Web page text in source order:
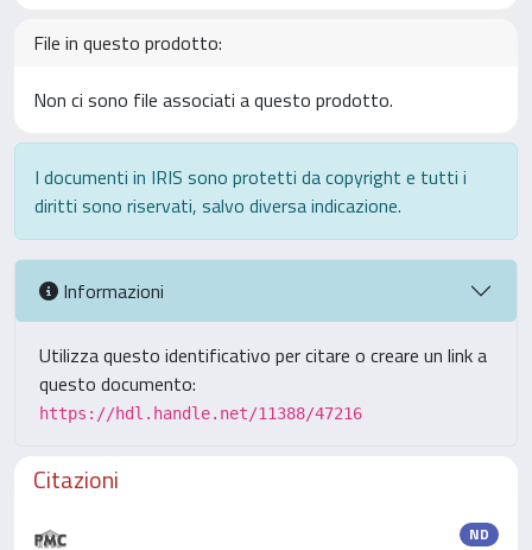
File in questo prodotto:
Non ci sono file associati a questo prodotto.
I documenti in IRIS sono protetti da copyright e tutti i
diritti sono riservati, salvo diversa indicazione.
Informazioni
Utilizza questo identificativo per citare o creare un link a
questo documento:
https://hdl.handle.net/11388/47216
Citazioni
ND